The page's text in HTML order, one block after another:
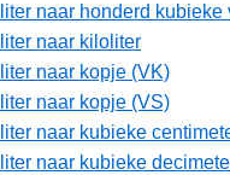
naar honderd kubieke
naar kiloliter
naar kopje (VK)
naar kopje (VS)
naar kubieke
naar kubieke